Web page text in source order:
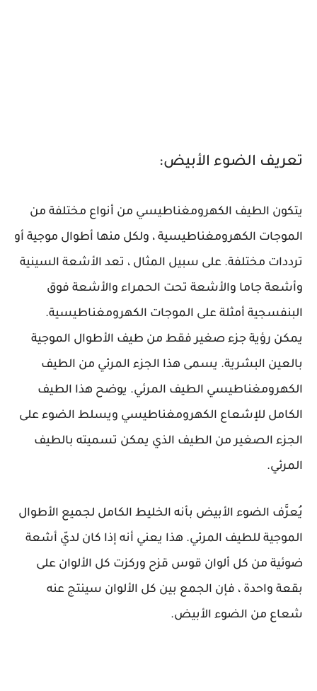
تعريف الضوء الأبيض:
يتكون الطيف الكهرومغناطيسي من أنواع مختلفة من
الموجات الكهرومغناطيسية ، ولكل منها أطوال موجية أو
ترددات مختلفة. على سبيل المثال ، تعد الأشعة السينية
وأشعة جاما والأشعة تحت الحمراء والأشعة فوق
البنفسجية أمثلة على الموجات الكهرومغناطيسية.
يمكن رؤية جزء صغير فقط من طيف الأطوال الموجية
بالعين البشرية. يسمى هذا الجزء المرئي من الطيف
الكهرومغناطيسي الطيف المرئي. يوضح هذا الطيف
الكامل للإشعاع الكهرومغناطيسي ويسلط الضوء على
الجزء الصغير من الطيف الذي يمكن تسميته بالطيف
المرئي.
يُعرَّف الضوء الأبيض بأنه الخليط الكامل لجميع الأطوال
الموجية للطيف المرئي. هذا يعني أنه إذا كان لديّ أشعة
ضوئية من كل ألوان قوس قزح وركزت كل الألوان على
بقعة واحدة ، فإن الجمع بين كل الألوان سينتج عنه
شعاع من الضوء الأبيض.